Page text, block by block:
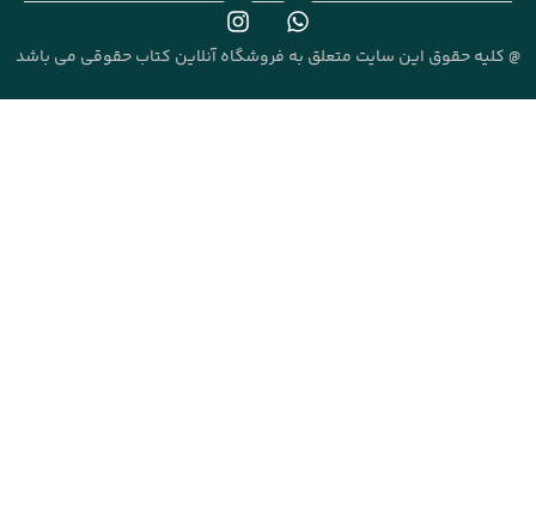
به فروشگاه آنلاین کتاب حقوقی می باشد